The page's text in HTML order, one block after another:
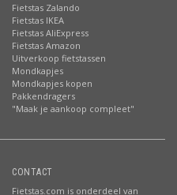
Fietstas Zalando
Fietstas IKEA
Fietstas AliExpress
Fietstas Amazon
Uitverkoop fietstassen
Mondkapjes
Mondkapjes kopen
Pakkendragers
"Maak je aankoop compleet"
CONTACT
Fietstas.com is onderdeel van